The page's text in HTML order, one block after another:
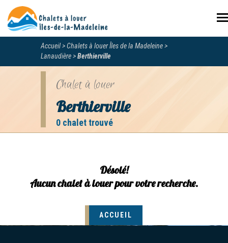
Accueil
Chalets à louer Îles de la Madeleine
Lanaudière
Berthierville
Chalet à louer
Berthierville
0 chalet trouvé
Désolé!
Aucun chalet à louer pour votre recherche.
ACCUEIL